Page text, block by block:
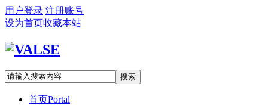
用户登录 注册账号
设为首页收藏本站
搜索
首页Portal